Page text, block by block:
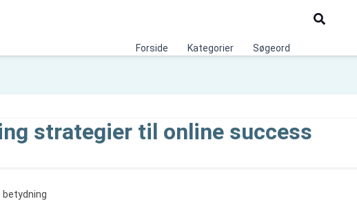
Søg
Forside Kategorier Søgeord
strategier til online success
betydning